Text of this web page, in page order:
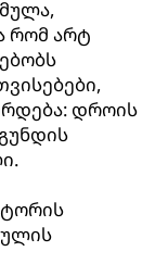
რომ არტ
დროის